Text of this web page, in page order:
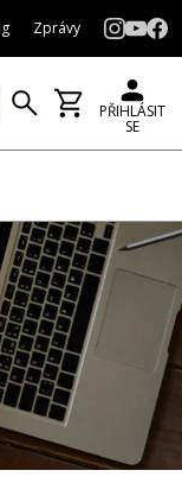
Zprávy
PŘIHLÁSIT
SE